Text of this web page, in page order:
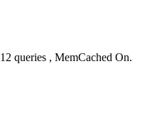
queries , MemCached On.